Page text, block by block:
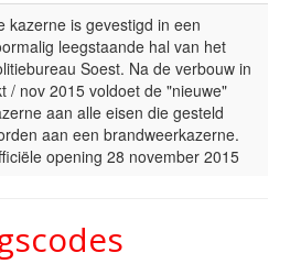
kazerne is gevestigd in een
leegstaande hal van het
Soest. Na de verbouw in
/ nov 2015 voldoet de "nieuwe"
aan alle eisen die gesteld
aan een brandweerkazerne.
opening 28 november 2015